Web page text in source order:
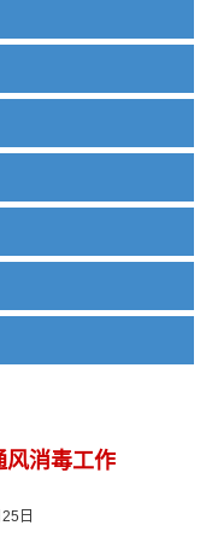
风消毒工作
日